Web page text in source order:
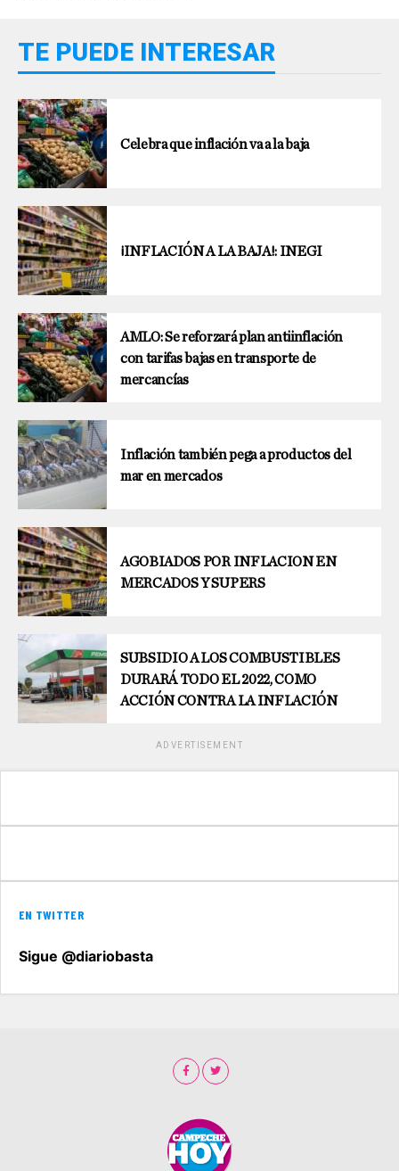
TE PUEDE INTERESAR
Celebra que inflación va a la baja
¡INFLACIÓN A LA BAJA!: INEGI
AMLO: Se reforzará plan antiinflación
con tarifas bajas en transporte de
mercancías
Inflación también pega a productos del
mar en mercados
AGOBIADOS POR INFLACION EN
MERCADOS Y SUPERS
SUBSIDIO A LOS COMBUSTIBLES
DURARÁ TODO EL 2022, COMO
ACCIÓN CONTRA LA INFLACIÓN
ADVERTISEMENT
EN TWITTER
Sigue @diariobasta